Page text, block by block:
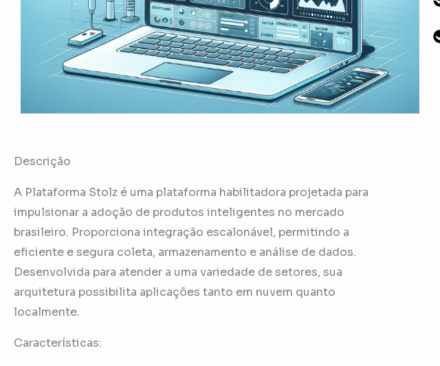
Descrição
A Plataforma Stolz é uma plataforma habilitadora projetada para
impulsionar a adoção de produtos inteligentes no mercado
brasileiro. Proporciona integração escalonável, permitindo a
eficiente e segura coleta, armazenamento e análise de dados.
Desenvolvida para atender a uma variedade de setores, sua
arquitetura possibilita aplicações tanto em nuvem quanto
localmente.
Características: